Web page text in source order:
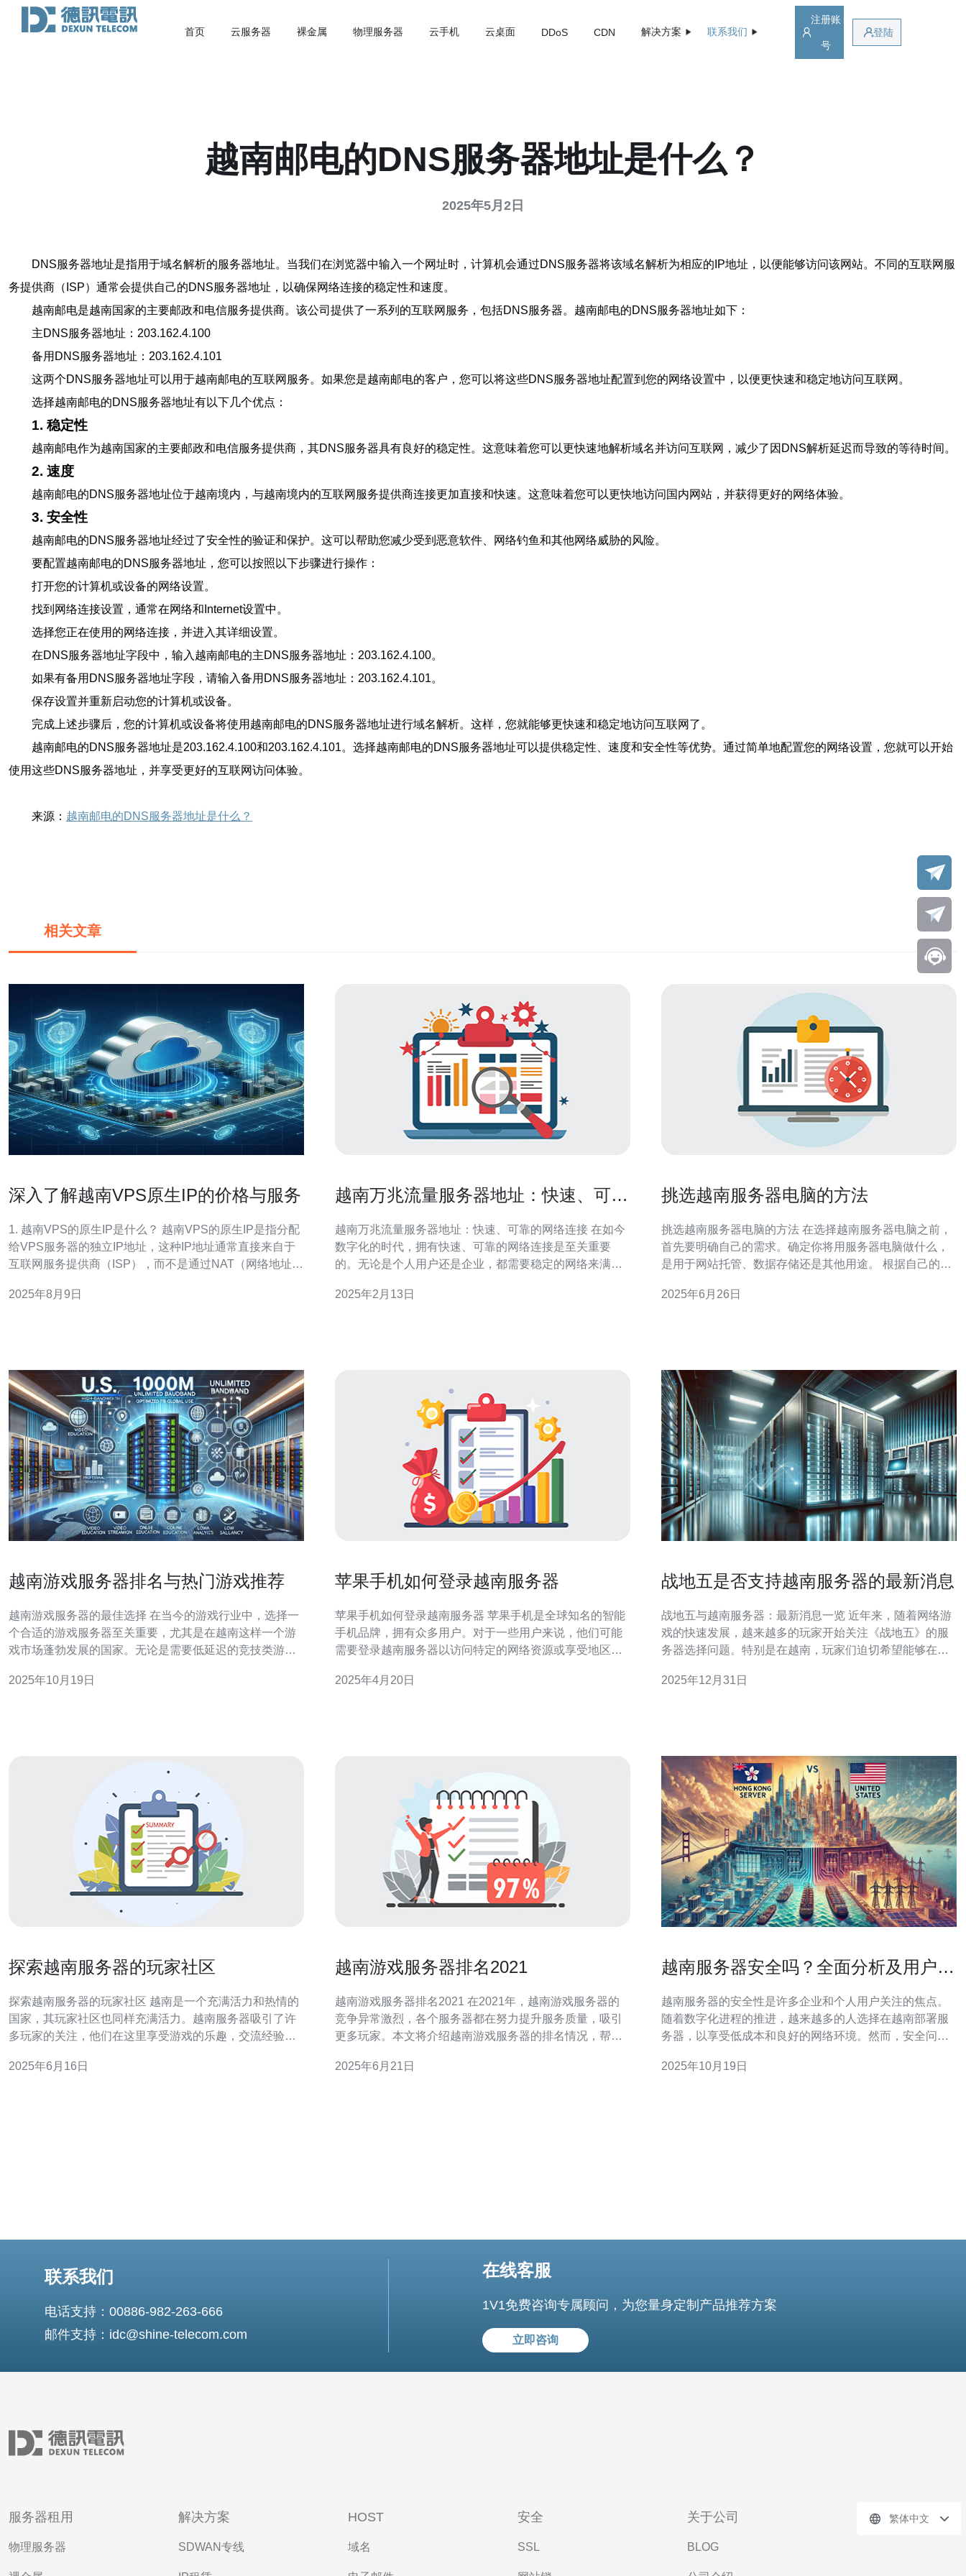
首页 云服务器 裸金属 物理服务器 云手机 云桌面 DDoS CDN 解决方案 联系我们
注册账
号
登陆
越南邮电的DNS服务器地址是什么？
2025年5月2日
DNS服务器地址是指用于域名解析的服务器地址。当我们在浏览器中输入一个网址时，计算机会通过DNS服务器将该域名解析为相应的IP地址，以便能够访问该网站。不同的互联网服
务提供商（ISP）通常会提供自己的DNS服务器地址，以确保网络连接的稳定性和速度。
越南邮电是越南国家的主要邮政和电信服务提供商。该公司提供了一系列的互联网服务，包括DNS服务器。越南邮电的DNS服务器地址如下：
主DNS服务器地址：203.162.4.100
备用DNS服务器地址：203.162.4.101
这两个DNS服务器地址可以用于越南邮电的互联网服务。如果您是越南邮电的客户，您可以将这些DNS服务器地址配置到您的网络设置中，以便更快速和稳定地访问互联网。
选择越南邮电的DNS服务器地址有以下几个优点：
1. 稳定性
越南邮电作为越南国家的主要邮政和电信服务提供商，其DNS服务器具有良好的稳定性。这意味着您可以更快速地解析域名并访问互联网，减少了因DNS解析延迟而导致的等待时间。
2. 速度
越南邮电的DNS服务器地址位于越南境内，与越南境内的互联网服务提供商连接更加直接和快速。这意味着您可以更快地访问国内网站，并获得更好的网络体验。
3. 安全性
越南邮电的DNS服务器地址经过了安全性的验证和保护。这可以帮助您减少受到恶意软件、网络钓鱼和其他网络威胁的风险。
要配置越南邮电的DNS服务器地址，您可以按照以下步骤进行操作：
打开您的计算机或设备的网络设置。
找到网络连接设置，通常在网络和Internet设置中。
选择您正在使用的网络连接，并进入其详细设置。
在DNS服务器地址字段中，输入越南邮电的主DNS服务器地址：203.162.4.100。
如果有备用DNS服务器地址字段，请输入备用DNS服务器地址：203.162.4.101。
保存设置并重新启动您的计算机或设备。
完成上述步骤后，您的计算机或设备将使用越南邮电的DNS服务器地址进行域名解析。这样，您就能够更快速和稳定地访问互联网了。
越南邮电的DNS服务器地址是203.162.4.100和203.162.4.101。选择越南邮电的DNS服务器地址可以提供稳定性、速度和安全性等优势。通过简单地配置您的网络设置，您就可以开始
使用这些DNS服务器地址，并享受更好的互联网访问体验。
来源： 越南邮电的DNS服务器地址是什么？
相关文章
深入了解越南VPS原生IP的价格与服务
1. 越南VPS的原生IP是什么？ 越南VPS的原生IP是指分配
给VPS服务器的独立IP地址，这种IP地址通常直接来自于
互联网服务提供商（ISP），而不是通过NAT（网络地址转
站的访问速度与稳定性，同时提升搜索引擎对网站的信任
2025年8月9日
越南万兆流量服务器地址：快速、可靠
越南万兆流量服务器地址：快速、可靠的网络连接 在如今
数字化的时代，拥有快速、可靠的网络连接是至关重要
的。无论是个人用户还是企业，都需要稳定的网络来满足
靠的网络连接的服务器。本文将介绍越南万兆流量服务器
2025年2月13日
挑选越南服务器电脑的方法
挑选越南服务器电脑的方法 在选择越南服务器电脑之前，
首先要明确自己的需求。确定你将用服务器电脑做什么，
是用于网站托管、数据存储还是其他用途。 根据自己的需
能相对也会更好。 根据需求选择合适的配置，包括处理
2025年6月26日
越南游戏服务器排名与热门游戏推荐
越南游戏服务器的最佳选择 在当今的游戏行业中，选择一
个合适的游戏服务器至关重要，尤其是在越南这样一个游
戏市场蓬勃发展的国家。无论是需要低延迟的竞技类游
器将直接影响到游戏体验。 那么，什么样的服务器是最佳
2025年10月19日
苹果手机如何登录越南服务器
苹果手机如何登录越南服务器 苹果手机是全球知名的智能
手机品牌，拥有众多用户。对于一些用户来说，他们可能
需要登录越南服务器以访问特定的网络资源或享受地区限
器。 VPN（Virtual Private Network）是一种可以在公共
2025年4月20日
战地五是否支持越南服务器的最新消息
战地五与越南服务器：最新消息一览 近年来，随着网络游
戏的快速发展，越来越多的玩家开始关注《战地五》的服
务器选择问题。特别是在越南，玩家们迫切希望能够在本
带来关于战地五是否支持越南服务器的最新消息，以及相
2025年12月31日
探索越南服务器的玩家社区
探索越南服务器的玩家社区 越南是一个充满活力和热情的
国家，其玩家社区也同样充满活力。越南服务器吸引了许
多玩家的关注，他们在这里享受游戏的乐趣，交流经验，
们的特点和魅力。 越南服务器上有各种各样的游戏种类，
2025年6月16日
越南游戏服务器排名2021
越南游戏服务器排名2021 在2021年，越南游戏服务器的
竞争异常激烈，各个服务器都在努力提升服务质量，吸引
更多玩家。本文将介绍越南游戏服务器的排名情况，帮助
年越南游戏服务器的排名榜单： 服务器A 服务器B 服务器
2025年6月21日
越南服务器安全吗？全面分析及用户反
越南服务器的安全性是许多企业和个人用户关注的焦点。
随着数字化进程的推进，越来越多的人选择在越南部署服
务器，以享受低成本和良好的网络环境。然而，安全问题
对越南服务器的安全性进行分析，并结合用户反馈，帮助
2025年10月19日
联系我们
电话支持：00886-982-263-666
邮件支持：idc@shine-telecom.com
在线客服
1V1免费咨询专属顾问，为您量身定制产品推荐方案
立即咨询
服务器租用
物理服务器
解决方案
SDWAN专线
HOST
域名
安全
SSL
关于公司
BLOG
繁体中文